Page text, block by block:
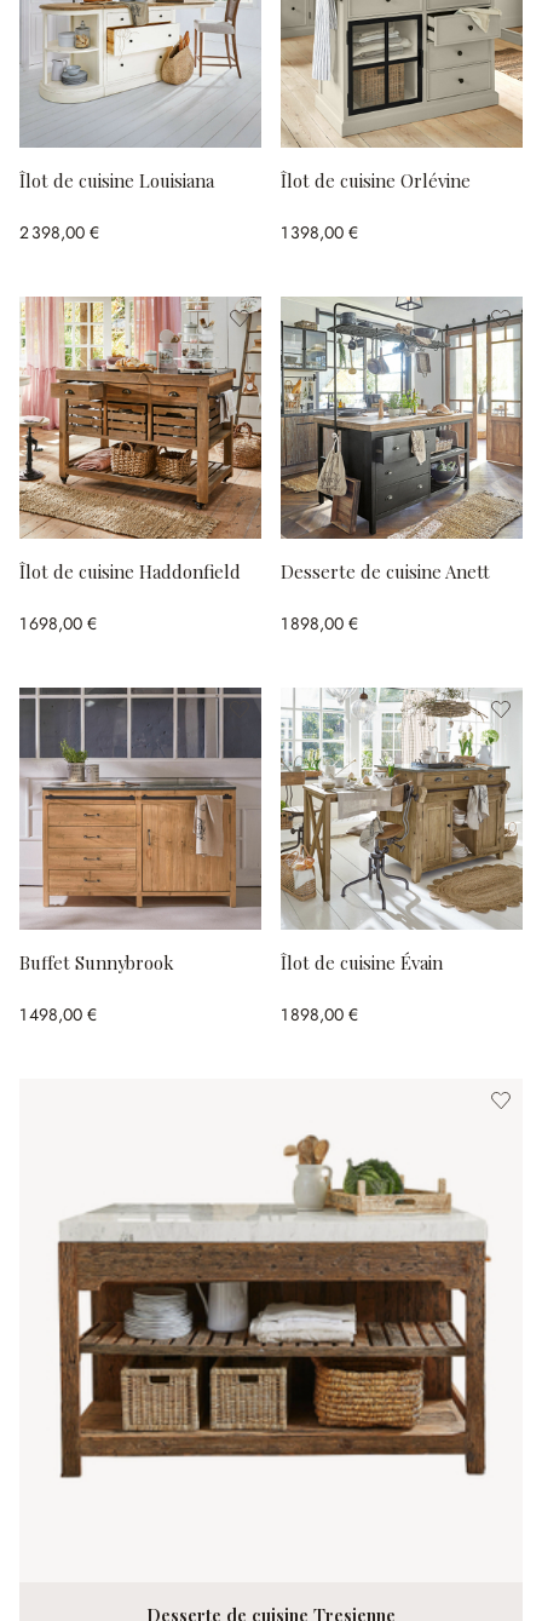
Îlot de cuisine Louisiana
2 398,00 €
Îlot de cuisine Orlévine
1 398,00 €
Îlot de cuisine Haddonfield
1 698,00 €
Desserte de cuisine Anett
1 898,00 €
Buffet Sunnybrook
1 498,00 €
Îlot de cuisine Évain
1 898,00 €
Desserte de cuisine Tresienne